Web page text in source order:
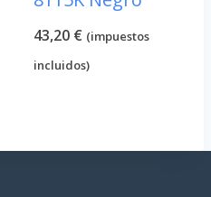
43,20 € (impuestos
incluidos)